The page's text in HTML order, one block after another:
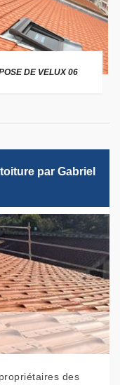
DE VELUX 06
par Gabriel
des